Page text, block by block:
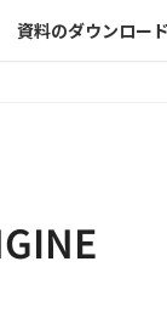
資料のダウンロード